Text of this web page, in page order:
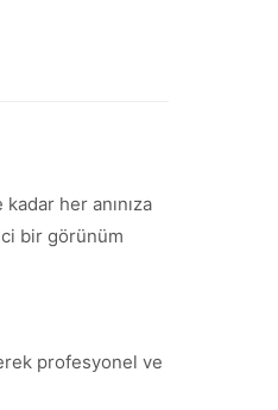
her anınıza
bir görünüm
profesyonel ve